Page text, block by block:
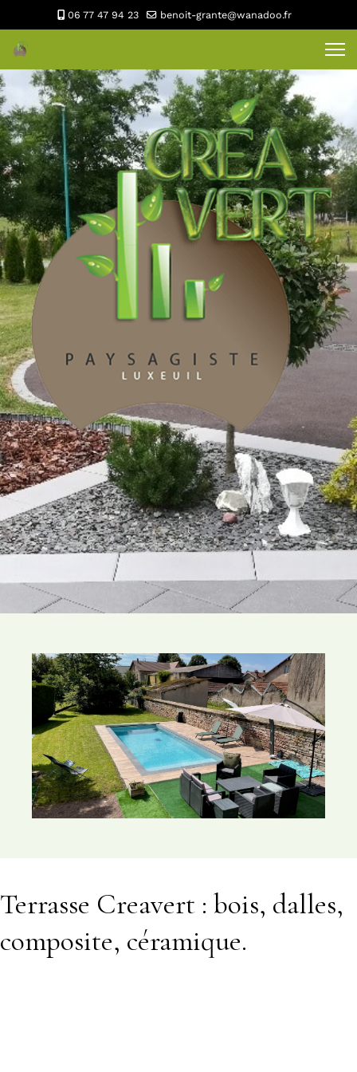
06 77 47 94 23 benoit-grante@wanadoo.fr
Terrasse Creavert : bois, dalles,
composite, céramique.